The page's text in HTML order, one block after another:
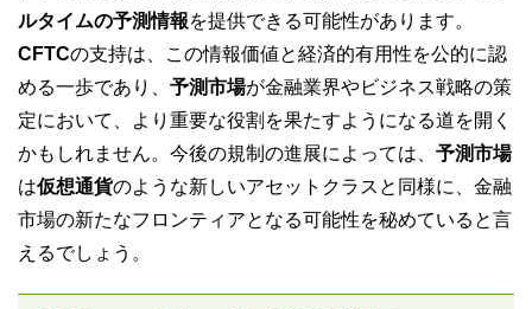
ルタイムの予測情報を提供できる可能性があります。
CFTCの支持は、この情報価値と経済的有用性を公的に認
める一歩であり、 予測市場が金融業界やビジネス戦略の策
定において、より重要な役割を果たすようになる道を開く
かもしれません。今後の規制の進展によっては、 予測市場
は仮想通貨のような新しいアセットクラスと同様に、金融
市場の新たなフロンティアとなる可能性を秘めていると言
えるでしょう。